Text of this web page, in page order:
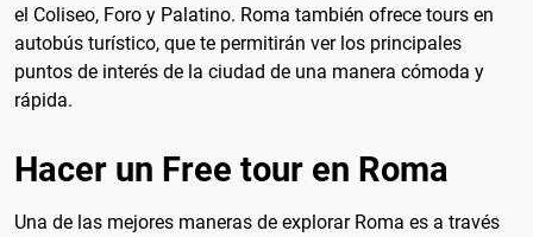
el Coliseo, Foro y Palatino. Roma también ofrece tours en
autobús turístico, que te permitirán ver los principales
puntos de interés de la ciudad de una manera cómoda y
rápida.
Hacer un Free tour en Roma
Una de las mejores maneras de explorar Roma es a través